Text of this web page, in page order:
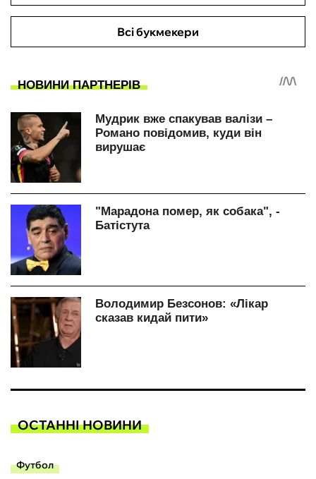
Всі букмекери
ОСТАННІ НОВИНИ
Футбол